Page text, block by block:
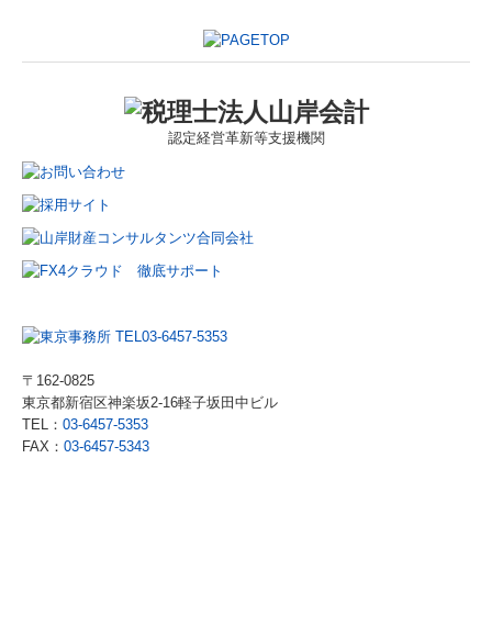
認定経営革新等支援機関
〒162-0825
東京都新宿区神楽坂2-16軽子坂田中ビル
TEL： 03-6457-5353
FAX： 03-6457-5343